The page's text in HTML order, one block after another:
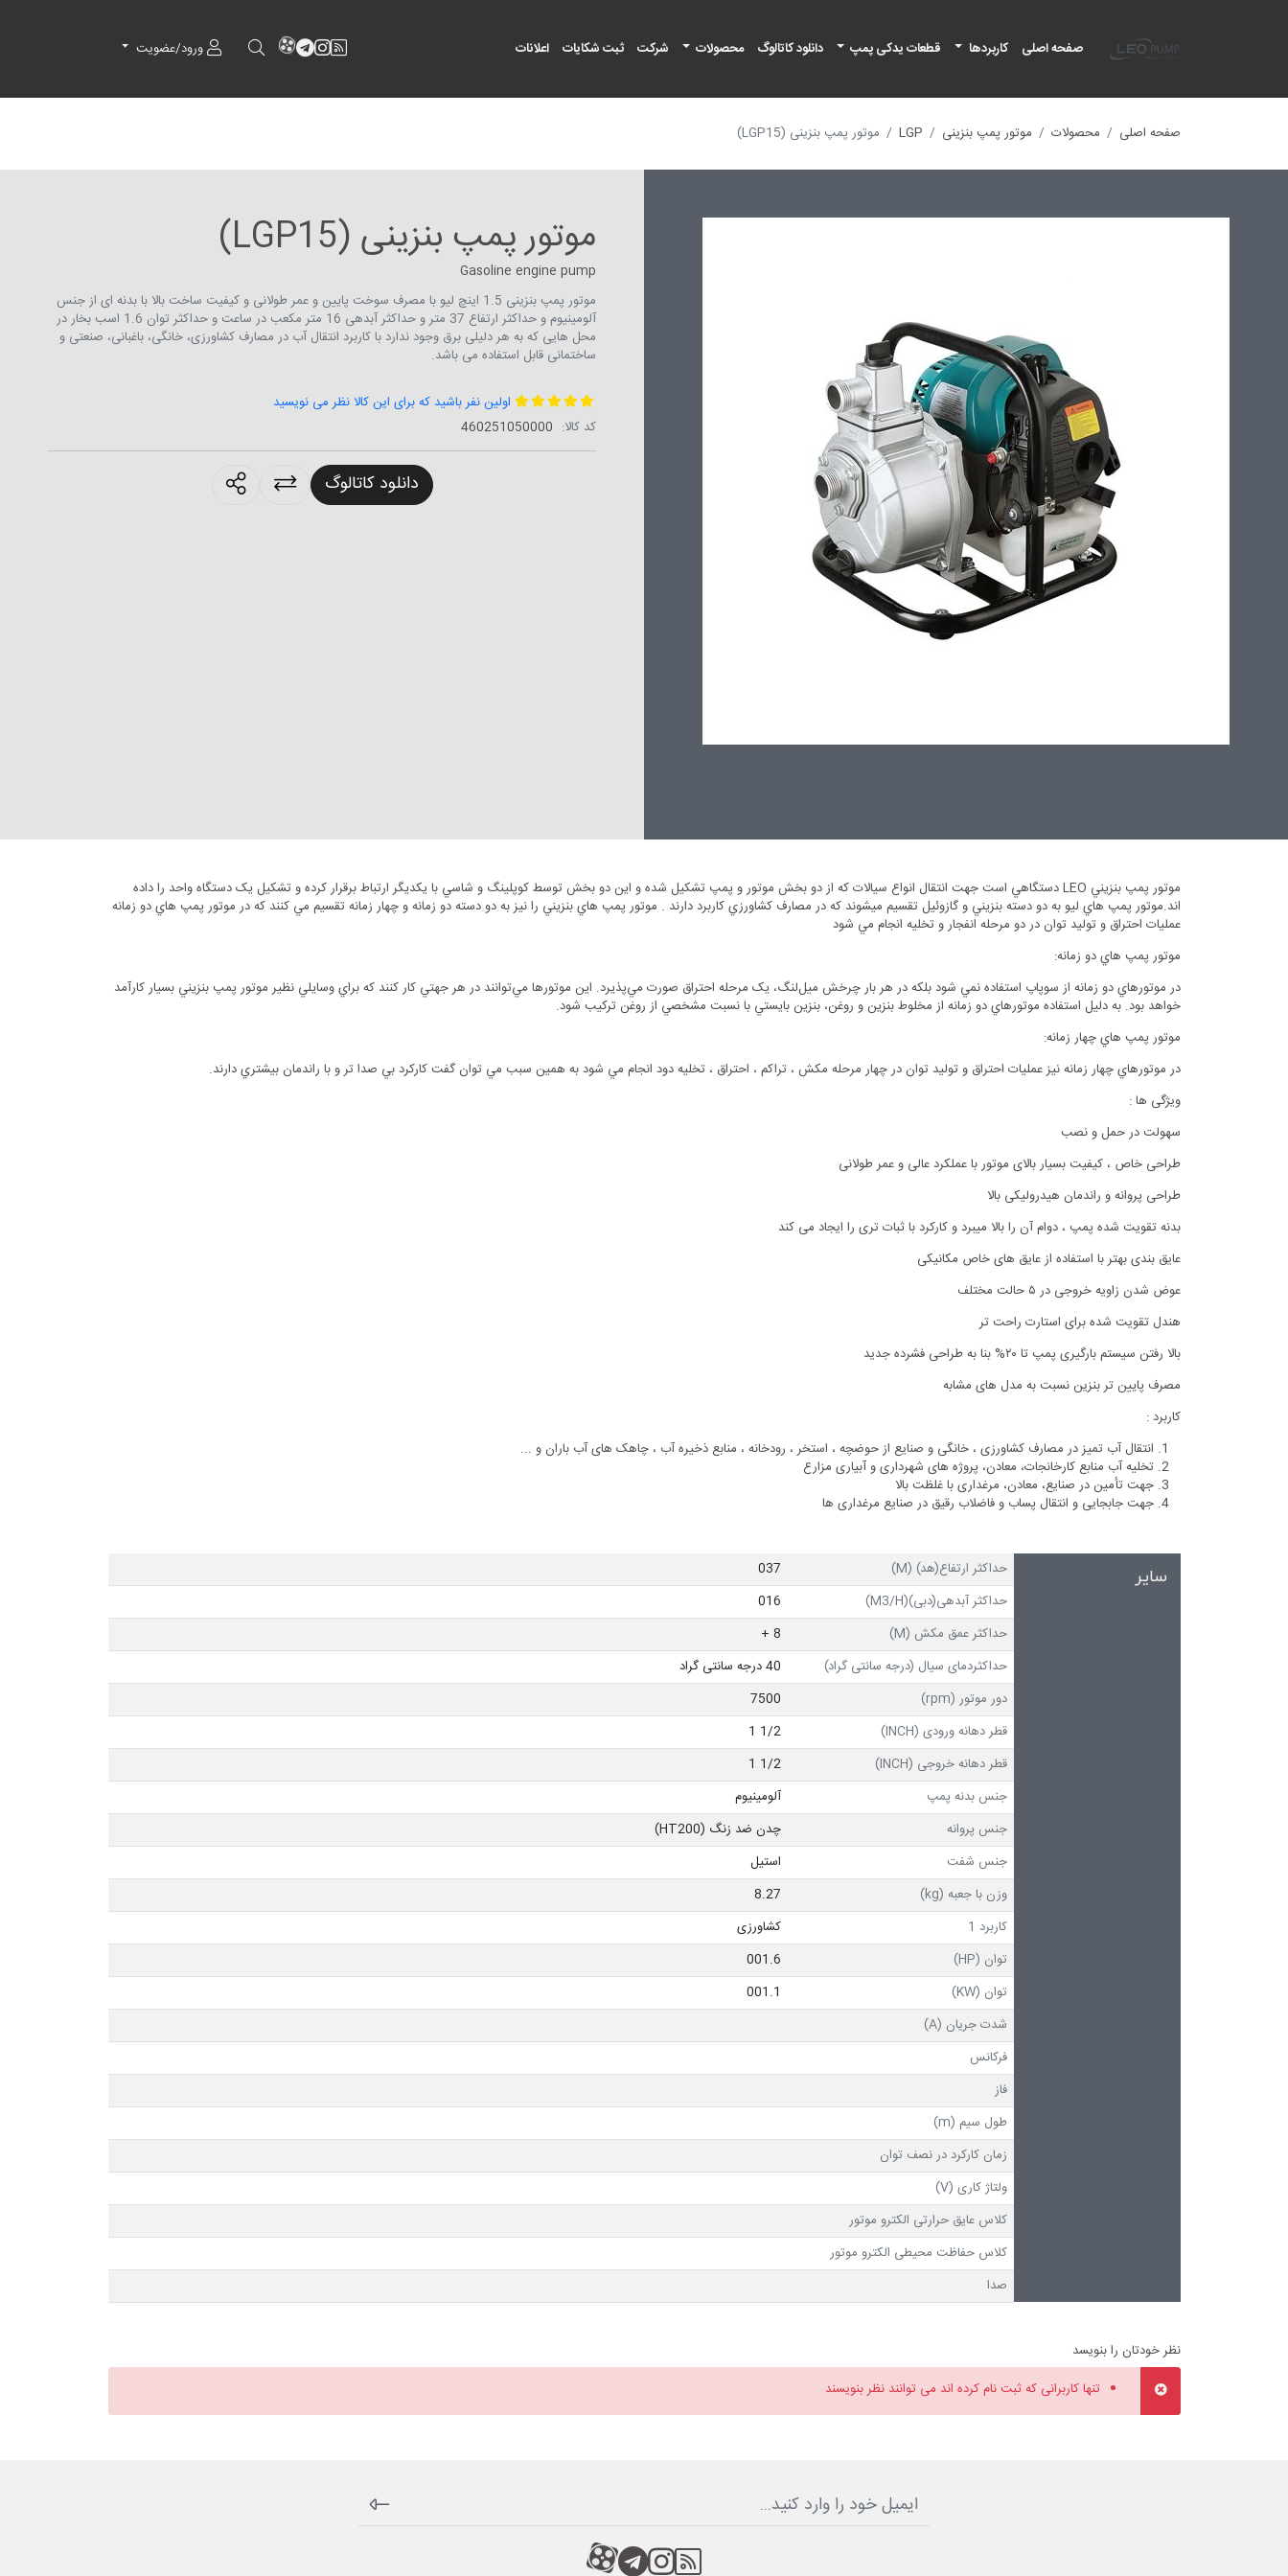
صفحه اصلی
کاربردها قطعات یدکی پمپ دانلود کاتالوگ محصولات شرکت ثبت شکایات اعلانات RSS
کانال آپارات
کانال تلگرام
کانال آپارات ورود/عضویت
صفحه اصلی محصولات موتور پمپ بنزینی LGP موتور پمپ بنزینی (LGP15)
موتور پمپ بنزینی (LGP15)
Gasoline engine pump
موتور پمپ بنزینی 1.5 اینچ لیو با مصرف سوخت پایین و عمر طولانی و کیفیت ساخت بالا با بدنه ای از جنس
آلومینیوم و حداکثر ارتفاع 37 متر و حداکثر آبدهی 16 متر مکعب در ساعت و حداکثر توان 1.6 اسب بخار در
محل هایی که به هر دلیلی برق وجود ندارد با کاربرد انتقال آب در مصارف کشاورزی، خانگی، باغبانی، صنعتی و
ساختمانی قابل استفاده می باشد.
اولین نفر باشید که برای این کالا نظر می نویسید
کد کالا: 460251050000
دانلود کاتالوگ products.sharing
موتور پمپ بنزيني LEO دستگاهي است جهت انتقال انواع سیالات که از دو بخش موتور و پمپ تشکيل شده و اين دو بخش توسط کوپلينگ و شاسي با يکديگر ارتباط برقرار کرده و تشکيل يک دستگاه واحد را داده
اند.موتور پمپ هاي ليو به دو دسته بنزيني و گازوئيل تقسيم ميشوند که در مصارف کشاورزي کاربرد دارند . موتور پمپ هاي بنزيني را نيز به دو دسته دو زمانه و چهار زمانه تقسيم مي کنند که در موتور پمپ هاي دو زمانه
عمليات احتراق و توليد توان در دو مرحله انفجار و تخليه انجام مي شود
موتور پمپ هاي دو زمانه:
در موتورهاي دو زمانه از سوپاپ استفاده نمي شود بلکه در هر بار چرخش ميل‌لنگ، يک مرحله احتراق صورت مي‌پذيرد. اين موتورها مي‌توانند در هر جهتي کار کنند که براي وسايلي نظير موتور پمپ بنزيني بسيار کارآمد
خواهد بود. به دليل استفاده موتورهاي دو زمانه از مخلوط بنزين و روغن، بنزين بايستي با نسبت مشخصي از روغن ترکيب شود.
موتور پمپ هاي چهار زمانه:
در موتورهاي چهار زمانه نيز عمليات احتراق و توليد توان در چهار مرحله مکش ، تراکم ، احتراق ، تخليه دود انجام مي شود به همين سبب مي توان گفت کارکرد بي صدا تر و با راندمان بيشتري دارند.
ویژگی ها :
سهولت در حمل و نصب
طراحی خاص ، کیفیت بسیار بالای موتور با عملکرد عالی و عمر طولانی
طراحی پروانه و راندمان هیدرولیکی بالا
بدنه تقویت شده پمپ ، دوام آن را بالا میبرد و کارکرد با ثبات تری را ایجاد می کند
عایق بندی بهتر با استفاده از عایق های خاص مکانیکی
عوض شدن زاویه خروجی در ۵ حالت مختلف
هندل تقویت شده برای استارت راحت تر
بالا رفتن سیستم بارگیری پمپ تا ۲۰% بنا به طراحی فشرده جدید
مصرف پایین تر بنزین نسبت به مدل های مشابه
کاربرد :
انتقال آب تمیز در مصارف کشاورزی ، خانگی و صنایع از حوضچه ، استخر ، رودخانه ، منابع ذخیره آب ، چاهک های آب باران و ...
تخلیه آب منابع کارخانجات، معادن، پروژه های شهرداری و آبیاری مزارع
جهت تأمین در صنایع، معادن، مرغداری با غلظت بالا
جهت جابجایی و انتقال پساب و فاضلاب رقیق در صنایع مرغدار‌ی ها
سایر حداکثر ارتفاع(هد) (M)
037
حداکثر آبدهی(دبی)(M3/H)
016
حداکثر عمق مکش (M)
8 +
حداکثردمای سیال (درجه سانتی گراد)
40 درجه سانتی گراد
دور موتور (rpm)
7500
قطر دهانه ورودی (INCH)
1/2 1
قطر دهانه خروجی (INCH)
1/2 1
جنس بدنه پمپ
آلومینیوم
جنس پروانه
چدن ضد زنگ (HT200)
جنس شفت
استیل
وزن با جعبه (kg)
8.27
کاربرد 1
کشاورزی
توان (HP)
001.6
توان (KW)
001.1
شدت جریان (A)
فرکانس
فاز
طول سیم (m)
زمان کارکرد در نصف توان
ولتاژ کاری (V)
کلاس عایق حرارتی الکترو موتور
کلاس حفاظت محیطی الکترو موتور
صدا
نظر خودتان را بنویسد
تنها کاربرانی که ثبت نام کرده اند می توانند نظر بنویسند
RSS
کانال آپارات
کانال تلگرام
کانال آپارات